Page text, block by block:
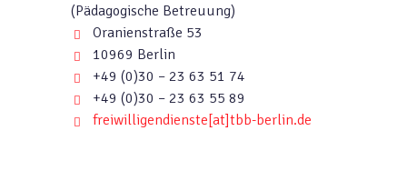
(Pädagogische Betreuung)
Oranienstraße 53
10969 Berlin
+49 (0)30 – 23 63 51 74
+49 (0)30 – 23 63 55 89
freiwilligendienste[at]tbb-berlin.de